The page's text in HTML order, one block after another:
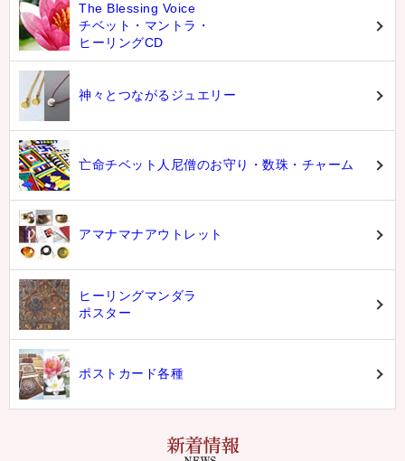
The Blessing Voice
チベット・マントラ・
ヒーリングCD
神々とつながるジュエリー
亡命チベット人尼僧のお守り・数珠・チャーム
アマナマナアウトレット
ヒーリングマンダラ
ポスター
ポストカード各種